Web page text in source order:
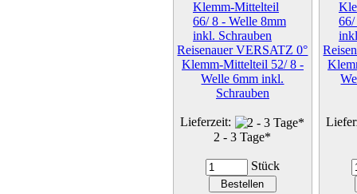
Reisenauer VERSATZ 0°
Klemm-Mittelteil 52/ 8 -
Welle 6mm inkl.
Schrauben
Lieferzeit:
2 - 3 Tage*
Stück